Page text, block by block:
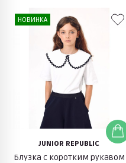
НОВИНКА
JUNIOR REPUBLIC
Блузка с коротким рукавом